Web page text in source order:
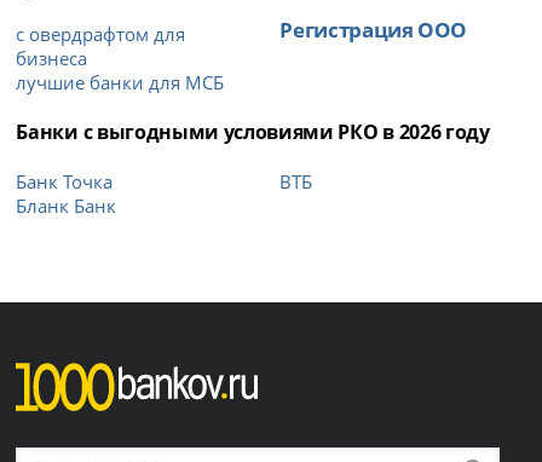
с овердрафтом для
бизнеса
лучшие банки для МСБ
Регистрация ООО
Банки с выгодными условиями РКО в 2026 году
Банк Точка
Бланк Банк
ВТБ